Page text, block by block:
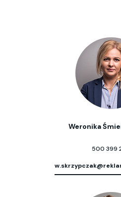
Weronika
500 399